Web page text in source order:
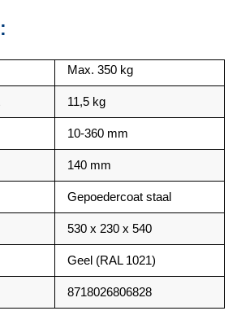
Max. 350 kg
11,5 kg
10-360 mm
140 mm
Gepoedercoat staal
530 x 230 x 540
Geel (RAL 1021)
8718026806828